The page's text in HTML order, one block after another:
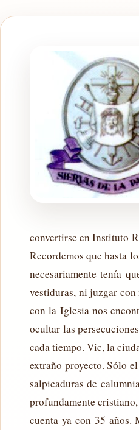
convertirse en Instituto
Recordemos que hasta
necesariamente tenía
vestiduras, ni juzgar con
con la Iglesia nos
ocultar las
cada tiempo. Vic, la
extraño proyecto. Sólo
salpicaduras de
profundamente
cuenta ya con 35 años.